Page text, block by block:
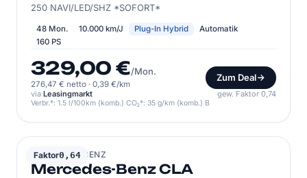
250 NAVI/LED/SHZ *SOFORT*
48 Mon. 10.000 km/J Plug-In Hybrid
Automatik
160 PS
329,00 €/Mon.
276,47 € netto · 0,39 €/km
Zum Deal
via Leasingmarkt gew. Faktor 0,74
Verbr.*: 1.5 l/100km (komb.) CO₂*: 35 g/km (komb.) B
Faktor0,64
MERCEDES-BENZ
Mercedes-Benz CLA